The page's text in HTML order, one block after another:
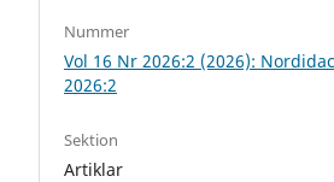
Nummer
Vol 16 Nr 2026:2 (2026):
2026:2
Sektion
Artiklar